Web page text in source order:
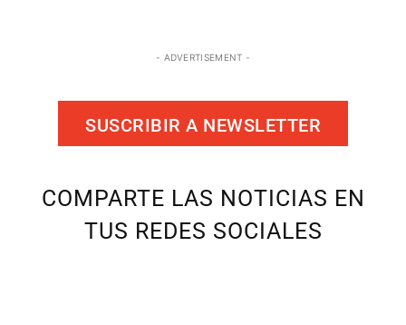
- ADVERTISEMENT -
SUSCRIBIR A NEWSLETTER
COMPARTE LAS NOTICIAS EN
TUS REDES SOCIALES